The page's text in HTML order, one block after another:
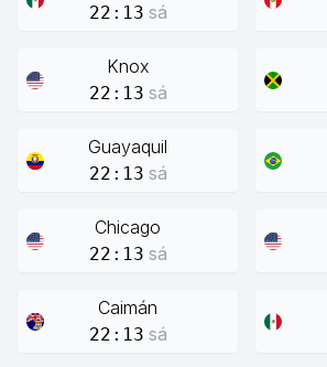
22:13 sá
Knox
22:13 sá
Guayaquil
22:13 sá
Chicago
22:13 sá
Caimán
22:13 sá